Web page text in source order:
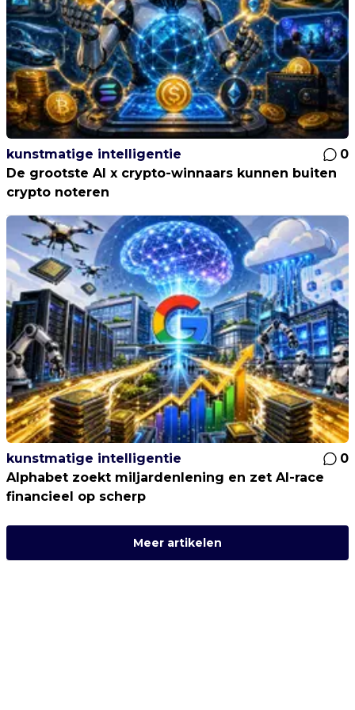
kunstmatige intelligentie
0
De grootste AI x crypto-winnaars kunnen buiten
crypto noteren
kunstmatige intelligentie
0
Alphabet zoekt miljardenlening en zet AI-race
financieel op scherp
Meer artikelen